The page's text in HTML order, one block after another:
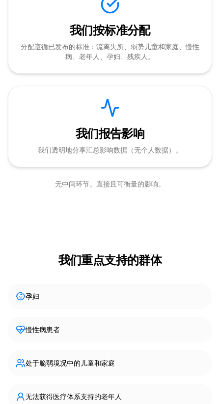
我们按标准分配
分配遵循已发布的标准：流离失所、弱势儿童和家庭、慢性
病、老年人、孕妇、残疾人。
我们报告影响
我们透明地分享汇总影响数据（无个人数据）。
无中间环节。直接且可衡量的影响。
我们重点支持的群体
孕妇
慢性病患者
处于脆弱境况中的儿童和家庭
无法获得医疗体系支持的老年人